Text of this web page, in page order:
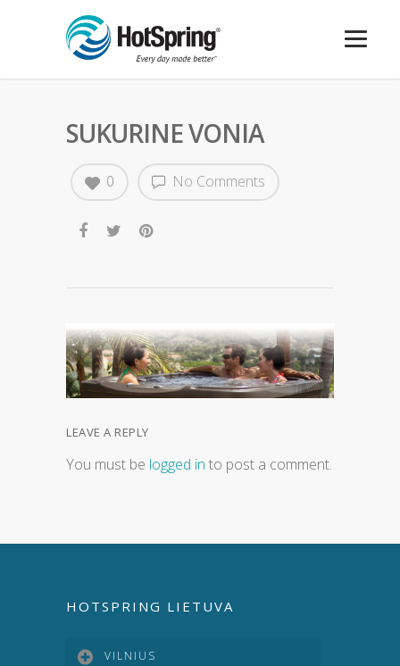
SUKURINE VONIA
No Comments
0
LEAVE A REPLY
You must be logged in to post a comment.
HOTSPRING LIETUVA
VILNIUS